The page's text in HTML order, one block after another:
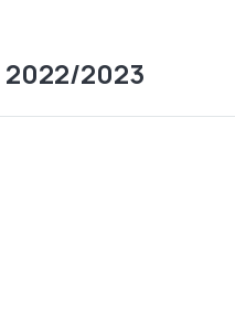
2022/2023